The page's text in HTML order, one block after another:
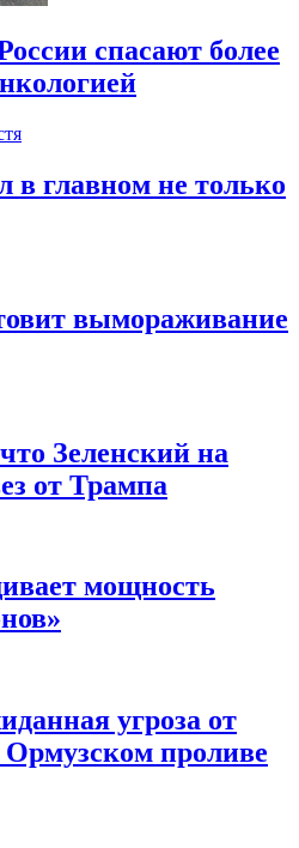
спасают более
в главном не только
вымораживание
Зеленский на
от Трампа
мощность
угроза от
проливе